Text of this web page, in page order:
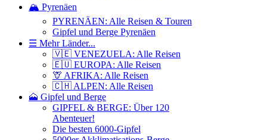
🏔️ Pyrenäen
PYRENÄEN: Alle Reisen & Touren
Gipfel und Berge Pyrenäen
☰ Mehr Länder...
🇻🇪 VENEZUELA: Alle Reisen
🇪🇺 EUROPA: Alle Reisen
🦒 AFRIKA: Alle Reisen
🇨🇭 ALPEN: Alle Reisen
🗻 Gipfel und Berge
GIPFEL & BERGE: Über 120
Abenteuer!
Die besten 6000-Gipfel